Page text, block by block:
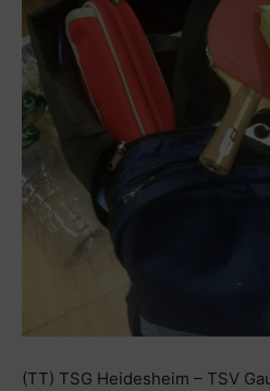
(TT) TSG Heidesheim – TSV